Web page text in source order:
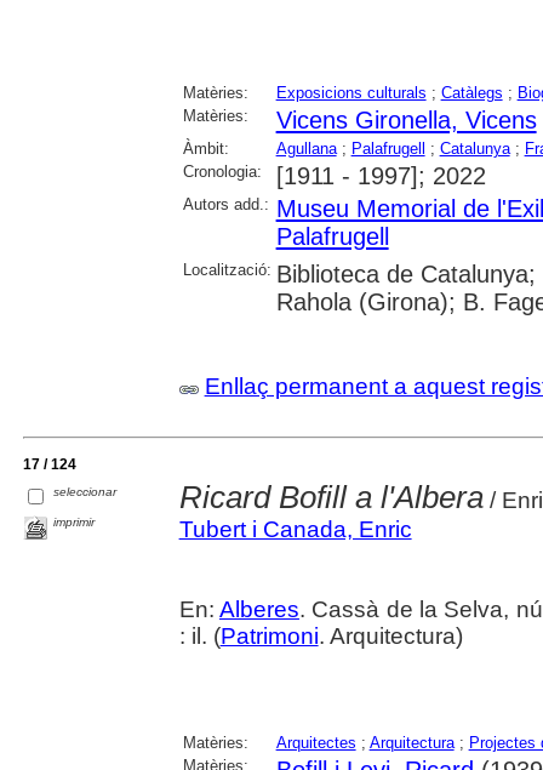
Matèries: Exposicions culturals ; Catàlegs ;
Matèries:
Vicens Gironella, Vicens
Àmbit: Agullana; Palafrugell ; Catalunya;
Cronologia:
[1911 - 1997]; 2022
Autors add.: Museu Memorial de
Palafrugell
Localització: Biblioteca de
Rahola (Girona); B.
Enllaç permanent a aquest
17 / 124
seleccionar
imprimir
Ricard Bofill a l'Albera/
Tubert i Canada, Enric
En: Alberes. Cassà de la Selva,
: il. (Patrimoni. Arquitectura)
Matèries: Arquitectes ; Arquitectura; Projectes
Matèries: